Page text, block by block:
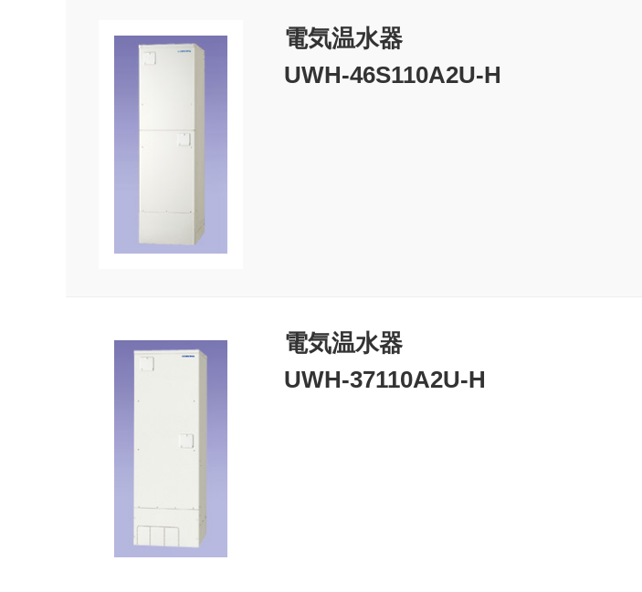
電気温水器
UWH-46S110A2U-H
電気温水器
UWH-37110A2U-H